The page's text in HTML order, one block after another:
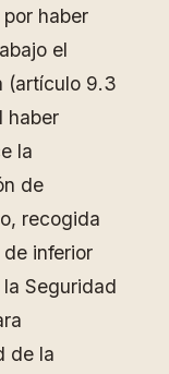
haber
el
(artículo 9.3
haber
la
de
recogida
de inferior
Seguridad
de la